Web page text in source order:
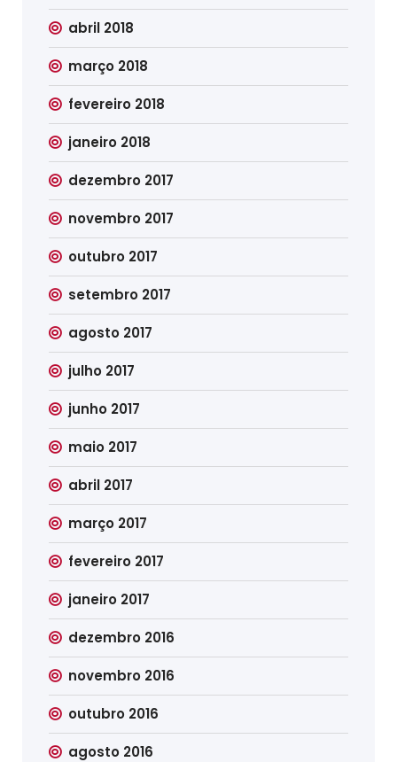
abril 2018
março 2018
fevereiro 2018
janeiro 2018
dezembro 2017
novembro 2017
outubro 2017
setembro 2017
agosto 2017
julho 2017
junho 2017
maio 2017
abril 2017
março 2017
fevereiro 2017
janeiro 2017
dezembro 2016
novembro 2016
outubro 2016
agosto 2016